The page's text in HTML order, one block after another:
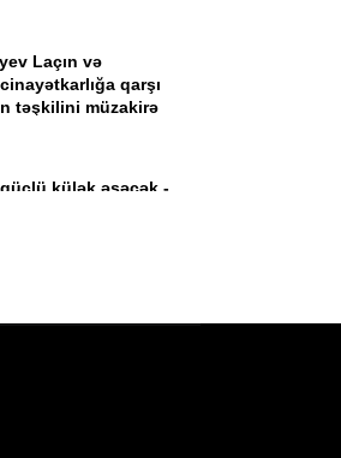
yalnış reklam və
etiketləmə halları
Laçın və
qarşı
təşkilini müzakirə
külək əsəcək -